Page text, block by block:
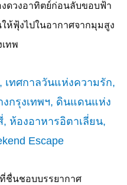
งดวงอาทิตย์ก่อนลับขอบฟ้า
ห้ฟุ้งไปในอากาศจากมุมสูง
ทพ
ชื่นชอบบรรยากาศ